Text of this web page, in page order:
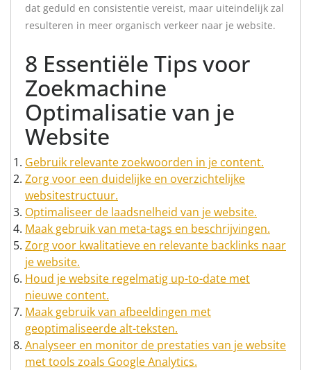
dat geduld en consistentie vereist, maar uiteindelijk zal
resulteren in meer organisch verkeer naar je website.
8 Essentiële Tips voor
Zoekmachine
Optimalisatie van je
Website
Gebruik relevante zoekwoorden in je content.
Zorg voor een duidelijke en overzichtelijke
websitestructuur.
Optimaliseer de laadsnelheid van je website.
Maak gebruik van meta-tags en beschrijvingen.
Zorg voor kwalitatieve en relevante backlinks naar
je website.
Houd je website regelmatig up-to-date met
nieuwe content.
Maak gebruik van afbeeldingen met
geoptimaliseerde alt-teksten.
Analyseer en monitor de prestaties van je website
met tools zoals Google Analytics.